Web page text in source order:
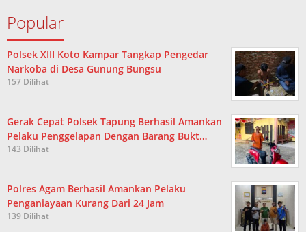
Popular
Polsek XIII Koto Kampar Tangkap Pengedar
Narkoba di Desa Gunung Bungsu
157 Dilihat
Gerak Cepat Polsek Tapung Berhasil Amankan
Pelaku Penggelapan Dengan Barang Bukt…
143 Dilihat
Polres Agam Berhasil Amankan Pelaku
Penganiayaan Kurang Dari 24 Jam
139 Dilihat